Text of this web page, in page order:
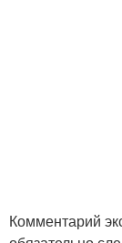
Комментарий